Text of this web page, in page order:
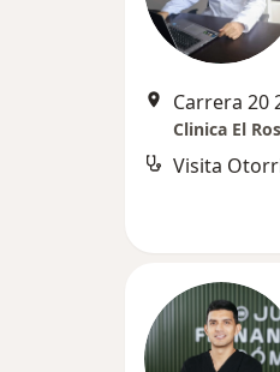
Carrera 20
Clinica El
Visita